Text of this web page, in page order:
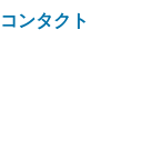
コンタクト